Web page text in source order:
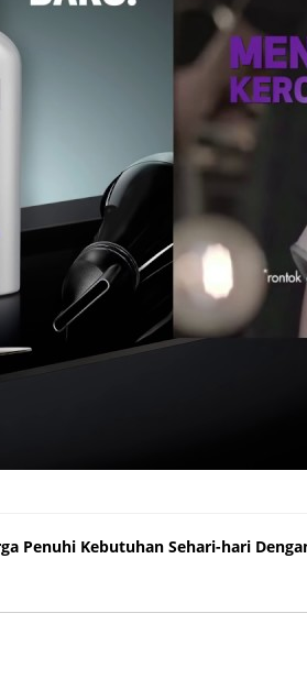
Penuhi Kebutuhan Sehari-hari